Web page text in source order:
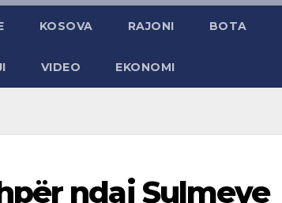
KOSOVA RAJONI BOTA
VIDEO EKONOMI
ndaj Sulmeve